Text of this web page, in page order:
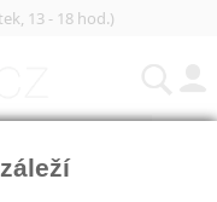
13 - 18 hod.)